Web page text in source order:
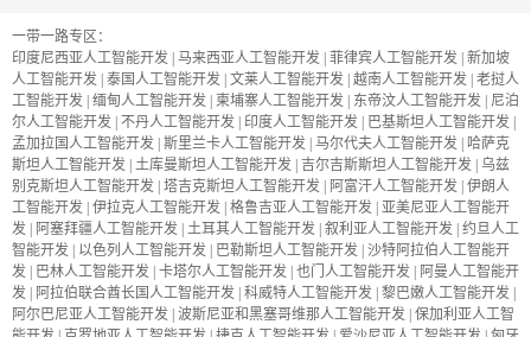
一带一路专区：
印度尼西亚人工智能开发 | 马来西亚人工智能开发 | 菲律宾人工智能开发 | 新加坡
人工智能开发 | 泰国人工智能开发 | 文莱人工智能开发 | 越南人工智能开发 | 老挝人
工智能开发 | 缅甸人工智能开发 | 柬埔寨人工智能开发 | 东帝汶人工智能开发 | 尼泊
尔人工智能开发 | 不丹人工智能开发 | 印度人工智能开发 | 巴基斯坦人工智能开发 |
孟加拉国人工智能开发 | 斯里兰卡人工智能开发 | 马尔代夫人工智能开发 | 哈萨克
斯坦人工智能开发 | 土库曼斯坦人工智能开发 | 吉尔吉斯斯坦人工智能开发 | 乌兹
别克斯坦人工智能开发 | 塔吉克斯坦人工智能开发 | 阿富汗人工智能开发 | 伊朗人
工智能开发 | 伊拉克人工智能开发 | 格鲁吉亚人工智能开发 | 亚美尼亚人工智能开
发 | 阿塞拜疆人工智能开发 | 土耳其人工智能开发 | 叙利亚人工智能开发 | 约旦人工
智能开发 | 以色列人工智能开发 | 巴勒斯坦人工智能开发 | 沙特阿拉伯人工智能开
发 | 巴林人工智能开发 | 卡塔尔人工智能开发 | 也门人工智能开发 | 阿曼人工智能开
发 | 阿拉伯联合酋长国人工智能开发 | 科威特人工智能开发 | 黎巴嫩人工智能开发 |
阿尔巴尼亚人工智能开发 | 波斯尼亚和黑塞哥维那人工智能开发 | 保加利亚人工智